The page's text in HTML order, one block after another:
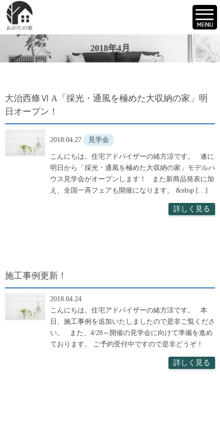
2018年4月
大治西條Ⅵ A「採光・通風を極めた大収納の家」明
日オープン！
2018.04.27 見学会
こんにちは。住宅アドバイザーの緒方涼です。 遂に
明日から「採光・通風を極めた大収納の家」モデルハ
ウス見学会がオープンします！ また新商品発表に加
え、全国一斉フェアも開催になります。 &nbsp […]
詳しく見る
施工事例更新！
2018.04.24
こんにちは。住宅アドバイザーの緒方涼です。 本
日、施工事例を追加いたしましたので是非ご覧くださ
い。 また、4/28～開催の見学会に向けて準備を進め
ております。 ご予約受付中ですので是非どうぞ！
詳しく見る